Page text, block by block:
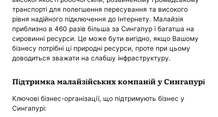
транспорті для полегшення пересування та високого
рівня надійного підключення до Інтернету. Малайзія
приблизно в 460 разів більша за Сингапур і багатша на
сировинні ресурси. Це може бути вигідно, якщо Вашому
бізнесу потрібні ці природні ресурси, проте при цьому
доводиться зважати на слабшу інфраструктуру.
Підтримка малайзійських компаній у Сингапурі
Ключові бізнес-організації, що підтримують бізнес у
Сингапурі: